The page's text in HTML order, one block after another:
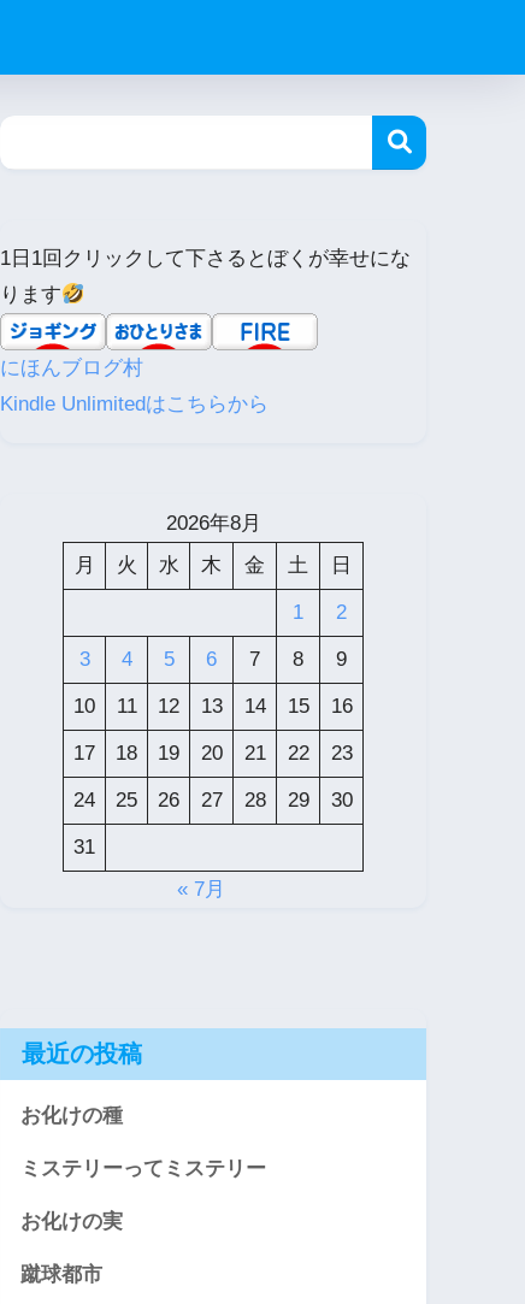
1日1回クリックして下さるとぼくが幸せにな
ります
にほんブログ村
Kindle Unlimitedはこちらから
2026年8月
月
火 水 木 金 土 日
1 2
3 4 5 6 7 8 9
10 11 12 13 14 15 16
17 18 19 20 21 22 23
24 25 26 27 28 29 30
31
« 7月
最近の投稿
お化けの種
ミステリーってミステリー
お化けの実
蹴球都市